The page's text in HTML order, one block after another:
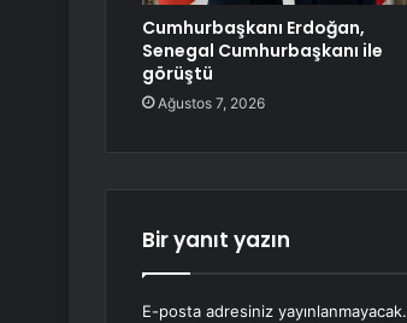
Cumhurbaşkanı Erdoğan,
Senegal Cumhurbaşkanı ile
görüştü
Ağustos 7, 2026
Bir yanıt yazın
E-posta adresiniz yayınlanmayacak.